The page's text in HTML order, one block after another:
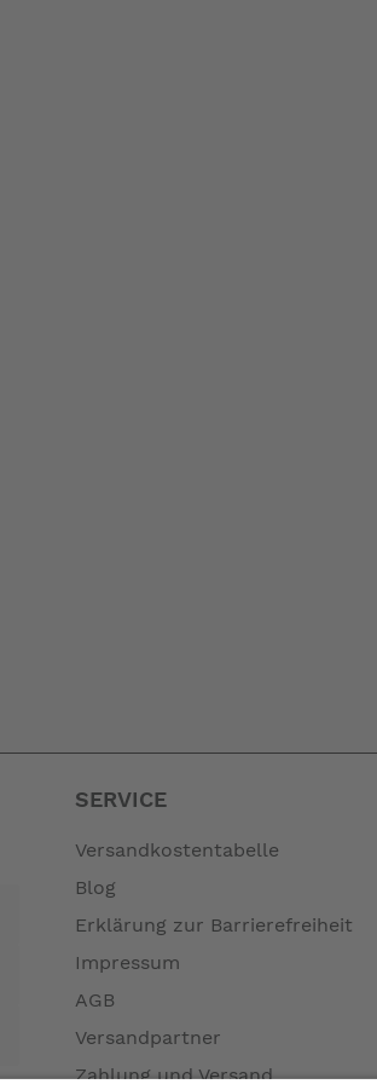
SERVICE
Versandkostentabelle
Blog
Erklärung zur Barrierefreiheit
Impressum
AGB
Versandpartner
Zahlung und Versand